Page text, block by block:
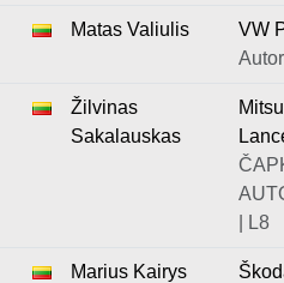
Matas Valiulis
VW
Žilvinas
Sakalauskas
| L8
Marius Kairys